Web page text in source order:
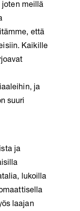
joten meillä
että
Kaikille
ja
suuri
ja
lukoilla
laajan